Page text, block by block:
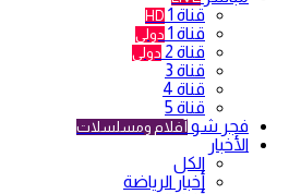
قناة 1 HD
قناة 1 دولي
قناة 2 دولي
قناة 3
قناة 4
قناة 5
فجر شو أفلام ومسلسلات
الأخبار
الكل
أخبار الرياضة